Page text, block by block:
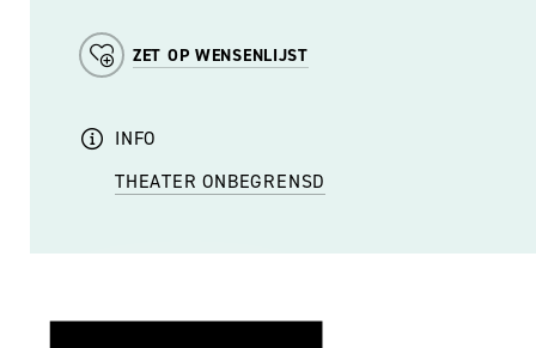
ZET OP WENSENLIJST
INFO
THEATER ONBEGRENSD